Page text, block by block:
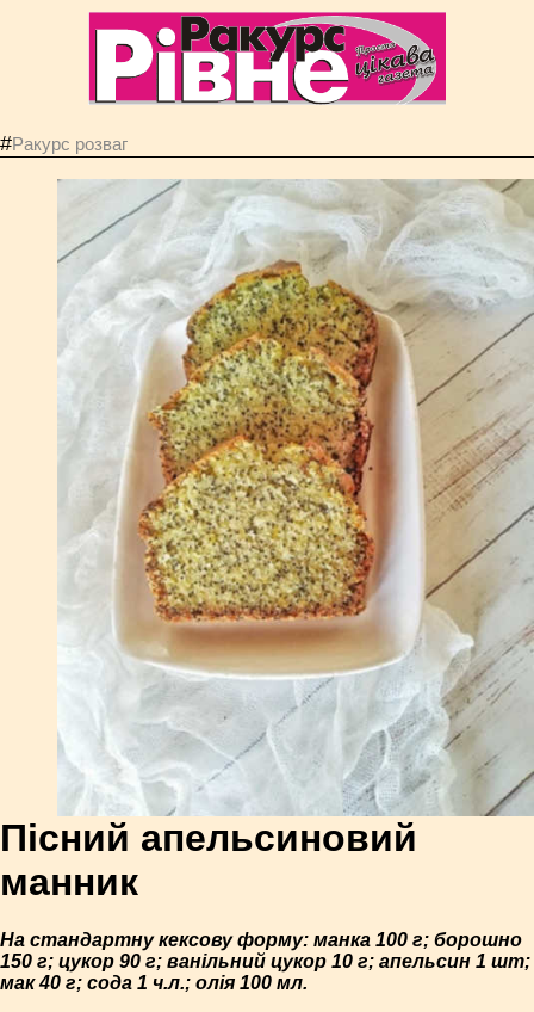
#Ракурс розваг
Пісний апельсиновий
манник
На стандартну кексову форму: манка 100 г; борошно
150 г; цукор 90 г; ванільний цукор 10 г; апельсин 1 шт;
мак 40 г; сода 1 ч.л.; олія 100 мл.